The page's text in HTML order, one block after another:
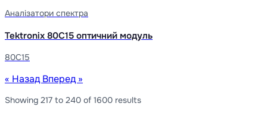
Аналізатори спектра
Tektronix 80C15 оптичний модуль
80C15
« НазадВперед »
Showing 217 to 240 of 1600 results